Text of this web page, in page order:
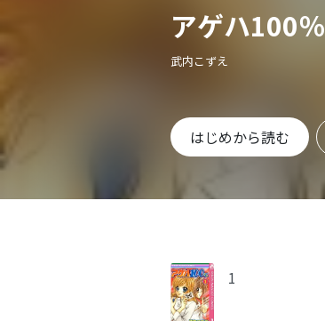
アゲハ100％
武内こずえ
はじめから読む
1